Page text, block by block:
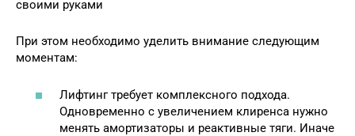
своими руками
При этом необходимо уделить внимание следующим
моментам:
Лифтинг требует комплексного подхода.
Одновременно с увеличением клиренса нужно
менять амортизаторы и реактивные тяги. Иначе